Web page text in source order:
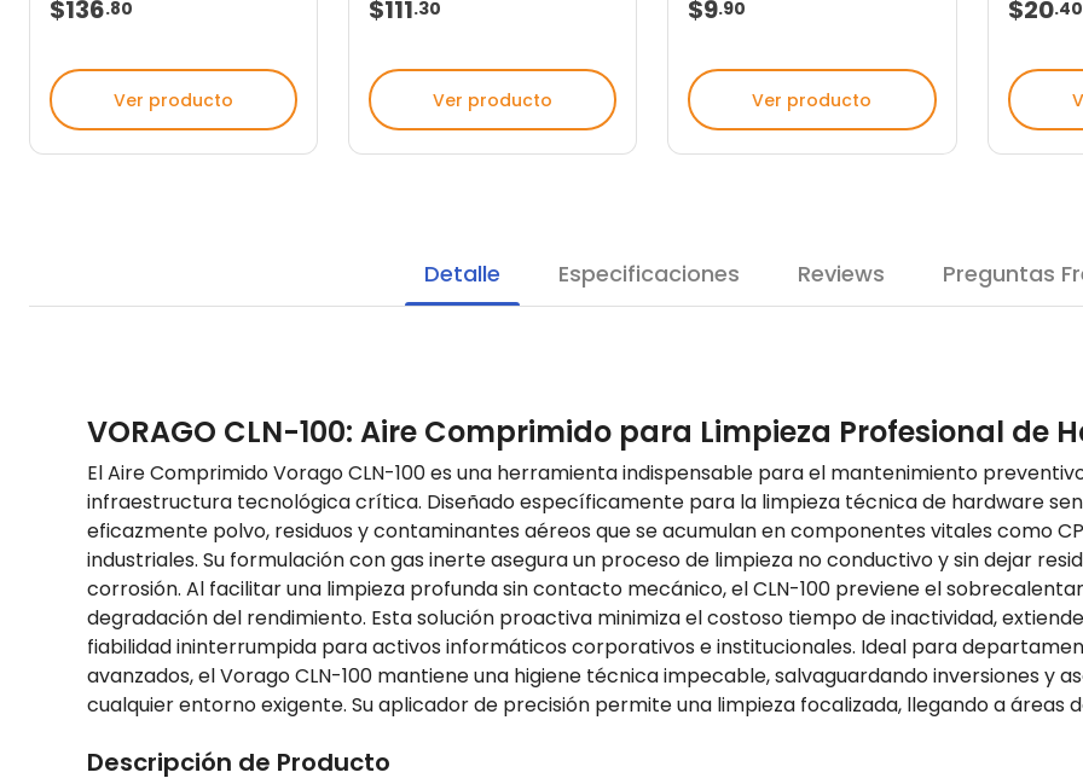
$136.80
Ver producto
$111.30
Ver producto
$9.90
Ver producto
$20.40
Detalle Especificaciones Reviews Preguntas
VORAGO CLN-100: Aire Comprimido para Limpieza Profesional de
El Aire Comprimido Vorago CLN-100 es una herramienta indispensable para el mantenimiento
infraestructura tecnológica crítica. Diseñado específicamente para la limpieza técnica de hardware
eficazmente polvo, residuos y contaminantes aéreos que se acumulan en componentes vitales como
industriales. Su formulación con gas inerte asegura un proceso de limpieza no conductivo y sin dejar
corrosión. Al facilitar una limpieza profunda sin contacto mecánico, el CLN-100 previene el
degradación del rendimiento. Esta solución proactiva minimiza el costoso tiempo de inactividad,
fiabilidad ininterrumpida para activos informáticos corporativos e institucionales. Ideal para
avanzados, el Vorago CLN-100 mantiene una higiene técnica impecable, salvaguardando inversiones y
cualquier entorno exigente. Su aplicador de precisión permite una limpieza focalizada, llegando a áreas
Descripción de Producto